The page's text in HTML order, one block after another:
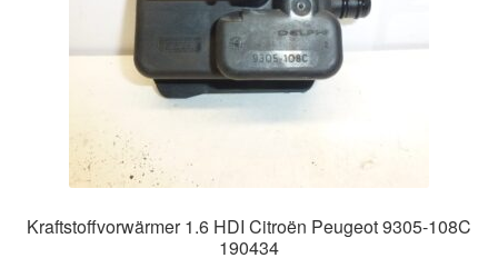
Kraftstoffvorwärmer 1.6 HDI Citroën Peugeot 9305-108C
190434